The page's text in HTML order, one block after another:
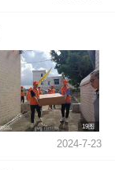
19图
2024-7-23